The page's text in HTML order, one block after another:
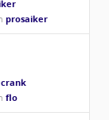
prosaiker
flo